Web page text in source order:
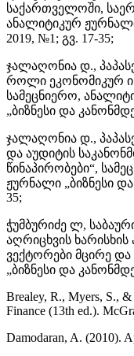
საქართველოში,
ანალიტიკურ
2019, №1; გვ. 17-35;
ჯალაღონია დ.,
როლი ეკონომიკურ
სამეცნიერო,
„ბიზნესი და
ჯალაღონია დ.,
და აუდიტის
წინაპირობები“,
ჟურნალი „ბიზნესი
35;
ჭუმბურიძე ლ,
აღრიცხვის
ვექტორები მცირე
„ბიზნესი და
Brealey, R., Myers, S.,
Finance (13th ed.).
Damodaran, A. (2010).